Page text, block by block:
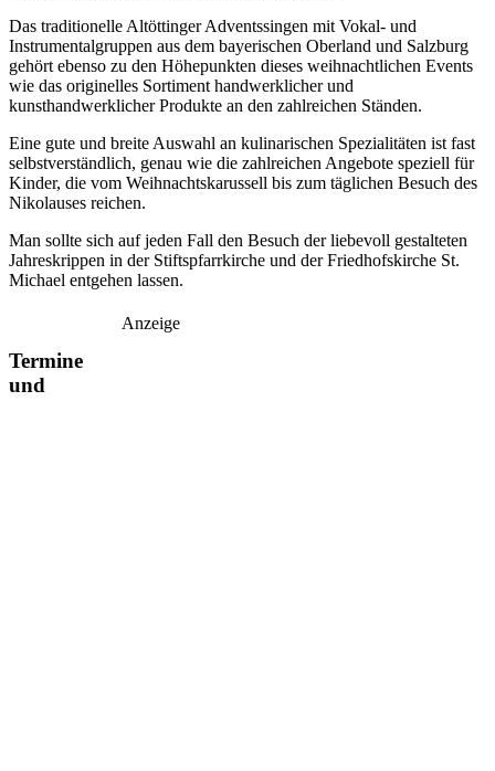
Das traditionelle Altöttinger Adventssingen mit Vokal- und
Instrumentalgruppen aus dem bayerischen Oberland und Salzburg
gehört ebenso zu den Höhepunkten dieses weihnachtlichen Events
wie das originelles Sortiment handwerklicher und
kunsthandwerklicher Produkte an den zahlreichen Ständen.
Eine gute und breite Auswahl an kulinarischen Spezialitäten ist fast
selbstverständlich, genau wie die zahlreichen Angebote speziell für
Kinder, die vom Weihnachtskarussell bis zum täglichen Besuch des
Nikolauses reichen.
Man sollte sich auf jeden Fall den Besuch der liebevoll gestalteten
Jahreskrippen in der Stiftspfarrkirche und der Friedhofskirche St.
Michael entgehen lassen.
Anzeige
Termine
und